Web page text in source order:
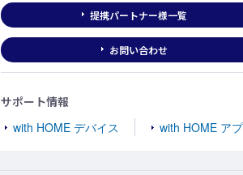
提携パートナー様一覧
お問い合わせ
サポート情報
with HOME デバイス
with HOME ア